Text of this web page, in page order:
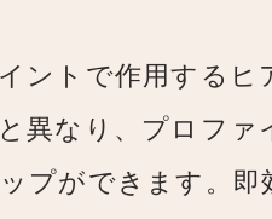
ントで作用するヒ
異なり、プロファ
プができます。即